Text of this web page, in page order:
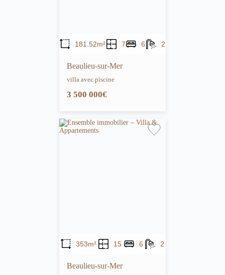
181.52m² 7 6 2
Beaulieu-sur-Mer
villa avec piscine
3 500 000€
353m² 15 6 2
Beaulieu-sur-Mer